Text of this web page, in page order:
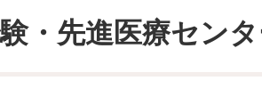
）
診療科・部門一覧
川崎医科大学附属病院の子ども憲
外来診療表 セカンドオピニオン外来
・先進医療セン